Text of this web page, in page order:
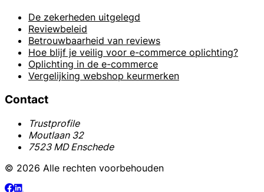
De zekerheden uitgelegd
Reviewbeleid
Betrouwbaarheid van reviews
Hoe blijf je veilig voor e-commerce oplichting?
Oplichting in de e-commerce
Vergelijking webshop keurmerken
Contact
Trustprofile
Moutlaan 32
7523 MD Enschede
© 2026 Alle rechten voorbehouden